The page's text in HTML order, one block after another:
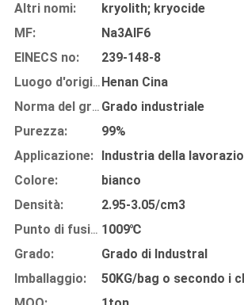
Altri nomi:
kryolith; kryocide
MF:
Na3AIF6
EINECS no:
239-148-8
Luogo d'origine: Henan Cina
Norma del grado: Grado industriale
Purezza:
99%
Applicazione:
Colore:
bianco
Densità:
2.95-3.05/cm3
Punto di fusione: 1009℃
Grado:
Grado di Industral
Imballaggio:
50KG/bag o secondo i